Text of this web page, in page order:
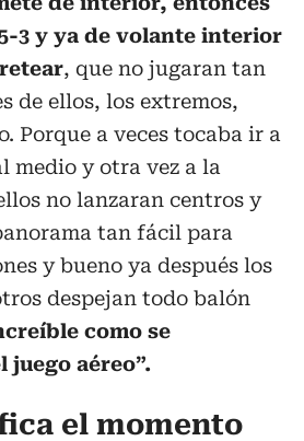
3 y ya de volante interior
, que no jugaran tan
de ellos, los extremos,
Porque a veces tocaba ir a
medio y otra vez a la
no lanzaran centros y
tan fácil para
y bueno ya después los
despejan todo balón
como se
juego aéreo”.
el momento